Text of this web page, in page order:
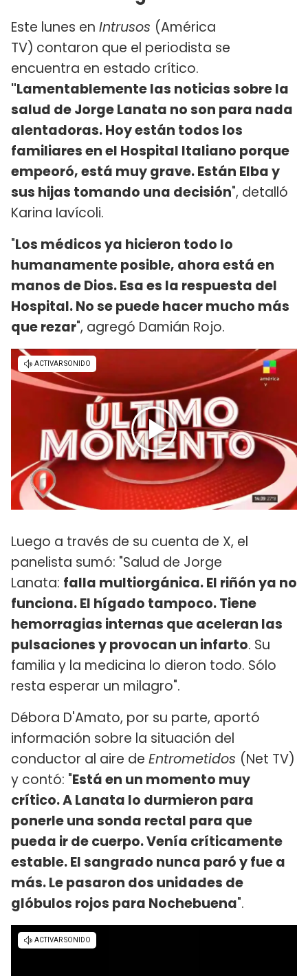
Este lunes en Intrusos (América
TV) contaron que el periodista se
encuentra en estado crítico.
"Lamentablemente las noticias sobre la
salud de Jorge Lanata no son para nada
alentadoras. Hoy están todos los
familiares en el Hospital Italiano porque
empeoró, está muy grave. Están Elba y
sus hijas tomando una decisión", detalló
Karina Iavícoli.
"Los médicos ya hicieron todo lo
humanamente posible, ahora está en
manos de Dios. Esa es la respuesta del
Hospital. No se puede hacer mucho más
que rezar", agregó Damián Rojo.
Luego a través de su cuenta de X, el
panelista sumó: "Salud de Jorge
Lanata: falla multiorgánica. El riñón ya no
funciona. El hígado tampoco. Tiene
hemorragias internas que aceleran las
pulsaciones y provocan un infarto. Su
familia y la medicina lo dieron todo. Sólo
resta esperar un milagro".
Débora D'Amato, por su parte, aportó
información sobre la situación del
conductor al aire de Entrometidos (Net TV)
y contó: "Está en un momento muy
crítico. A Lanata lo durmieron para
ponerle una sonda rectal para que
pueda ir de cuerpo. Venía críticamente
estable. El sangrado nunca paró y fue a
más. Le pasaron dos unidades de
glóbulos rojos para Nochebuena".